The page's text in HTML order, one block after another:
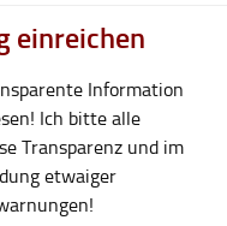
einreichen
Information
Ich bitte alle
Transparenz und im
etwaiger